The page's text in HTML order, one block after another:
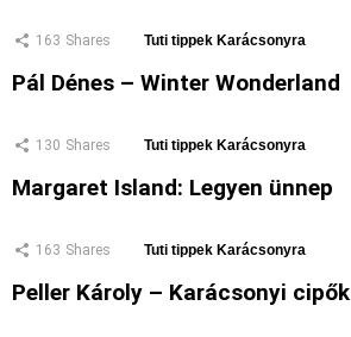
163 Shares Tuti tippek Karácsonyra
Pál Dénes – Winter Wonderland
130 Shares Tuti tippek Karácsonyra
Margaret Island: Legyen ünnep
163 Shares Tuti tippek Karácsonyra
Peller Károly – Karácsonyi cipők